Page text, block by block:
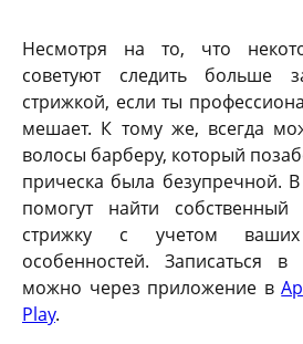
Несмотря на то, что
советуют следить больше
стрижкой, если ты
мешает. К тому же, всегда
волосы барберу, который
прическа была безупречной. В
помогут найти
стрижку с учетом ваших
особенностей. Записаться
можно через приложение в
Play.